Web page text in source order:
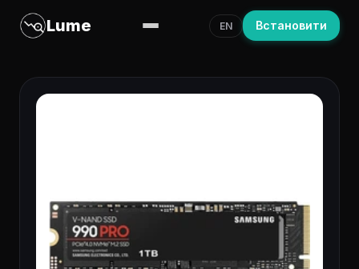
Lume EN Встановити